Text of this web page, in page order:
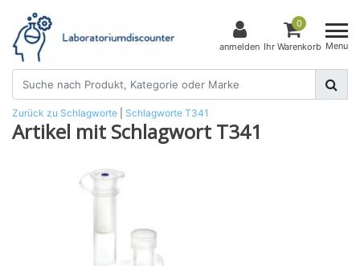
anmelden
0
Ihr Warenkorb Menu
Zurück zu Schlagworte Schlagworte T341
Artikel mit Schlagwort T341